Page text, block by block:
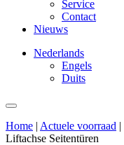
Service
Contact
Nieuws
Nederlands
Engels
Duits
Home | Actuele voorraad |
Liftachse Seitentüren